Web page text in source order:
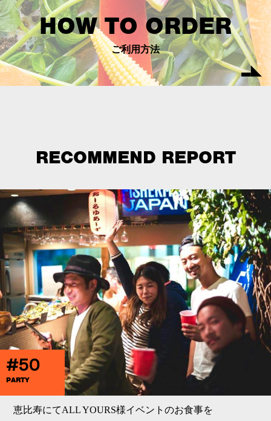
HOW TO ORDER
ご利用方法
RECOMMEND REPORT
#50
PARTY
恵比寿にてALL YOURS様イベントのお食事を